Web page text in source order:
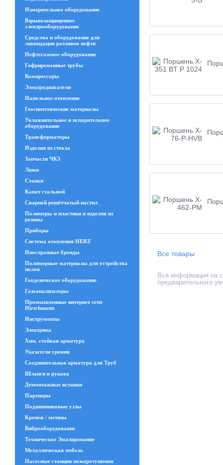
Измерительное оборудование
Взрывозащищенное
электрооборудование
Средства и оборудование для
ликвидации разливов нефти
Нефтегазовое оборудование
Гофрированные трубы
Компрессоры
Электродвигатели
Напольное отопление
Геосинтетические материалы
Увлажнительное и испарительное
оборудование
Трансформаторы
Изделия из стекла
Запчасти ЧКЗ
Люки
Станки
Канат стальной
Сварной решётчатый настил
Полимеры и пластики и изделия из
резины
Приборы
Система отопления HERZ
Иностранные бренды
Полимерные материалы для устройства
полов
Геодезическое оборудование
Газоанализаторы
Промышленные интернет сети
Hirschmann
Инструменты
Электрика
Хим. стойкая арматура
Указатели уровня
Соединительная арматура для Труб
Шланги и рукава
Демонтажные вставки
Партнеры
Подшипниковые узлы
Крепеж / метизы
Виброоборудование
Техническое Эмалирование
Металлическая мебель
Насосные станции пожаротушения
Все товары
Вся информация на
предварительного